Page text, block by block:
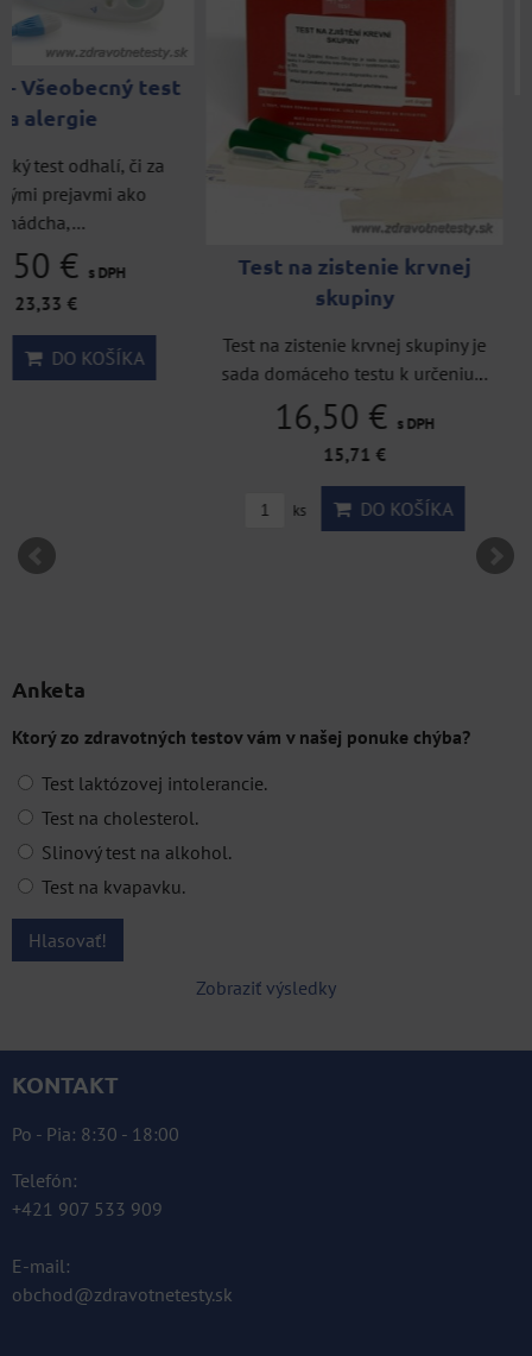
Test na zistenie krvnej
Test na zistenie krvnej skupiny je
sada domáceho testu k určeniu...
Hepatitída C
OraQuick
zistenie vírusu
25,83 €
36,90 €s DPH Zľava
Anketa
Ktorý zo zdravotných testov vám v našej ponuke chýba?
Test laktózovej intolerancie.
Test na cholesterol.
Slinový test na alkohol.
Test na kvapavku.
Hlasovať!
Zobraziť výsledky
KONTAKT
Po - Pia: 8:30 - 18:00
Telefón:
+421 907 533 909
E-mail:
obchod@zdravotnetesty.sk